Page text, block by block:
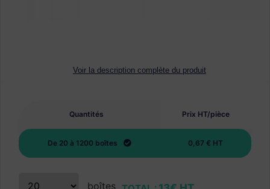
Voir la description complète du produit
Quantités Prix HT/pièce
De 20 à 1200 boîtes 0,67 € HT
boîtes